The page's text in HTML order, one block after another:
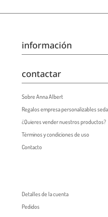
información
contactar
Sobre Anna Albert
Regalos empresa personalizables
¿Quieres vender nuestros productos?
Términos y condiciones de uso
Contacto
Detalles de la cuenta
Pedidos